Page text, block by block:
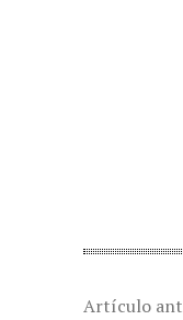
Artículo